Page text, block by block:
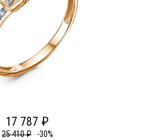
17 787 ₽
25 410 ₽ -30%